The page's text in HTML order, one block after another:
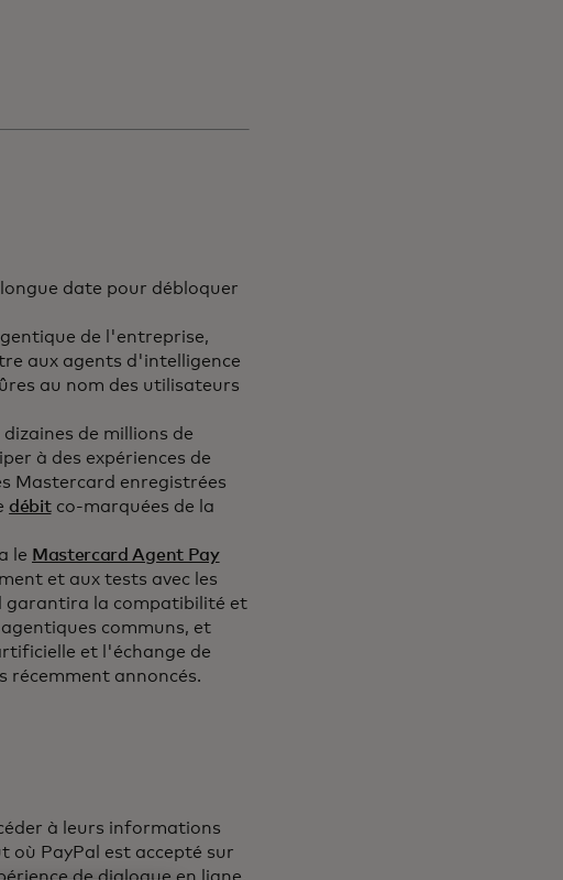
date pour débloquer
de l'entreprise,
aux agents d'intelligence
au nom des utilisateurs
de millions de
à des expériences de
Mastercard enregistrées
débitco-marquées de la
le Mastercard Agent Pay
et aux tests avec les
garantira la compatibilité et
communs, et
et l'échange de
récemment annoncés.
à leurs informations
PayPal est accepté sur